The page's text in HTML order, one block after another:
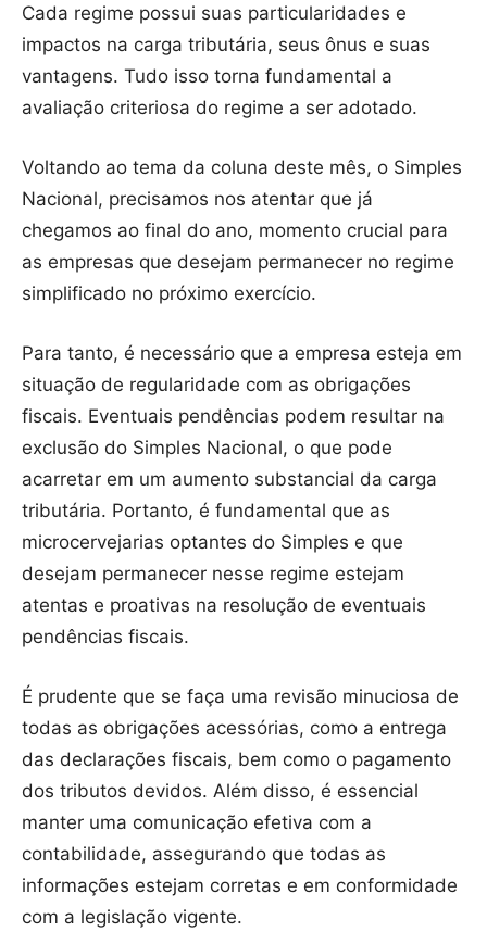
Cada regime possui suas particularidades e
impactos na carga tributária, seus ônus e suas
vantagens. Tudo isso torna fundamental a
avaliação criteriosa do regime a ser adotado.
Voltando ao tema da coluna deste mês, o Simples
Nacional, precisamos nos atentar que já
chegamos ao final do ano, momento crucial para
as empresas que desejam permanecer no regime
simplificado no próximo exercício.
Para tanto, é necessário que a empresa esteja em
situação de regularidade com as obrigações
fiscais. Eventuais pendências podem resultar na
exclusão do Simples Nacional, o que pode
acarretar em um aumento substancial da carga
tributária. Portanto, é fundamental que as
microcervejarias optantes do Simples e que
desejam permanecer nesse regime estejam
atentas e proativas na resolução de eventuais
pendências fiscais.
É prudente que se faça uma revisão minuciosa de
todas as obrigações acessórias, como a entrega
das declarações fiscais, bem como o pagamento
dos tributos devidos. Além disso, é essencial
manter uma comunicação efetiva com a
contabilidade, assegurando que todas as
informações estejam corretas e em conformidade
com a legislação vigente.